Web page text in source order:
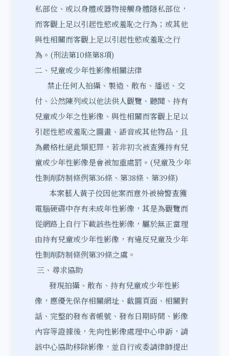
私部位、或以身體或器物接觸身體隱私部位，
而客觀上足以引起性慾或羞恥之行為；或其他
與性相關而客觀上足以引起性慾或羞恥之行
為。(刑法第10條第8項)
二、兒童或少年性影像相關法律
禁止任何人拍攝、製造、散布、播送、交
付、公然陳列或以他法供人觀覽、聽聞、持有
兒童或少年之性影像、與性相關而客觀上足以
引起性慾或羞恥之圖畫、語音或其他物品，且
為嚴格杜絕此類犯罪，若非初次被查獲持有兒
童或少年性影像是會被加重處罰。(兒童及少年
性剝削防制條例第36條、第38條、第39條)
本案藝人黃子佼因他案而意外被檢警查獲
電腦硬碟中存有未成年性影像，其是為觀覽而
從網路上自行下載該些性影像，屬於無正當理
由持有兒童或少年性影像，有違反兒童及少年
性剝削防制條例第39條之虞。
三、尋求協助
發現拍攝、散布、持有兒童或少年性影
像，應優先保存相關網址、截圖頁面、相關對
話、完整的發布者帳號、發布日期時間、影像
內容等證據後，先向性影像處理中心申訴，請
該中心協助移除影像，並自行或委請律師提出